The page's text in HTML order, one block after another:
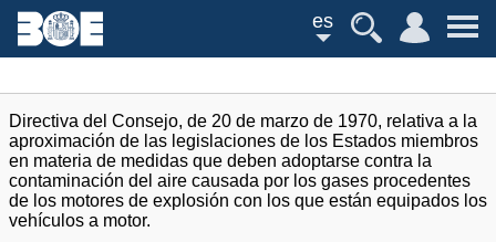
es
Directiva del Consejo, de 20 de marzo de 1970, relativa a la
aproximación de las legislaciones de los Estados miembros
en materia de medidas que deben adoptarse contra la
contaminación del aire causada por los gases procedentes
de los motores de explosión con los que están equipados los
vehículos a motor.